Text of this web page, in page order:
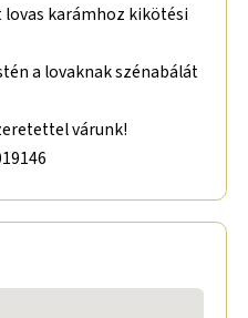
karámhoz kikötési
a lovaknak szénabálát
várunk!